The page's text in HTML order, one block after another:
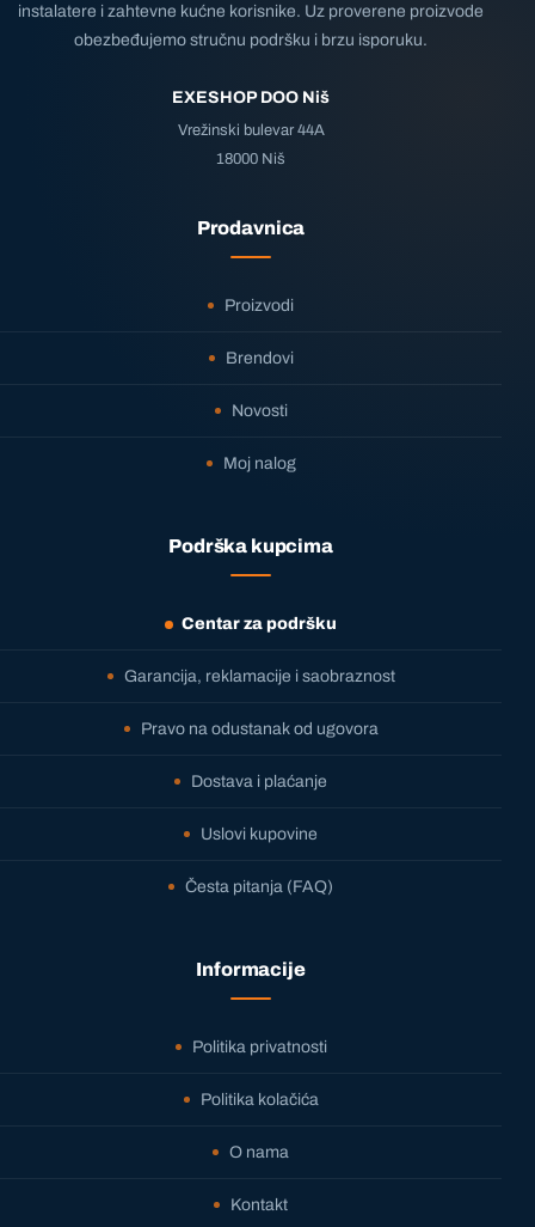
instalatere i zahtevne kućne korisnike. Uz proverene proizvode
obezbeđujemo stručnu podršku i brzu isporuku.
EXESHOP DOO Niš
Vrežinski bulevar 44A
18000 Niš
Prodavnica
Proizvodi
Brendovi
Novosti
Moj nalog
Podrška kupcima
Centar za podršku
Garancija, reklamacije i saobraznost
Pravo na odustanak od ugovora
Dostava i plaćanje
Uslovi kupovine
Česta pitanja (FAQ)
Informacije
Politika privatnosti
Politika kolačića
O nama
Kontakt